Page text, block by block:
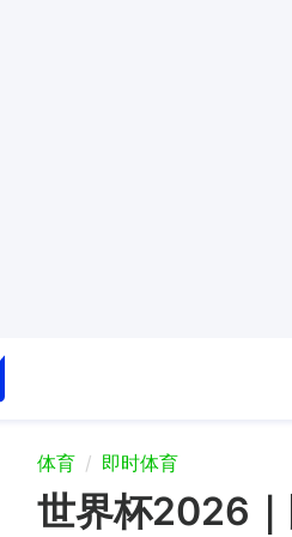
体育 即时体育
世界杯2026